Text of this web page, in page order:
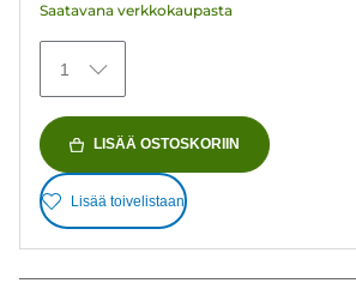
Saatavana verkkokaupasta
1
LISÄÄ OSTOSKORIIN
Lisää toivelistaan